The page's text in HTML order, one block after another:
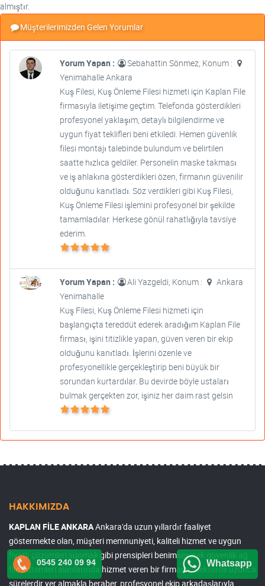
almıştır.
Müşterilerimizden Gelen Yorumlar
Yorum Yapan :
Sebahattin Sönmez, Konum :
Yenimahalle Ankara
Kuş Filesi, Kuş Önleme Filesi hizmeti için Kaplan File
firmasıyla iletişime geçtim. Telefonda gösterdikleri
profesyonel yaklaşım, detaylı bilgilendirme ve
uygun fiyat teklifleri beni etkiledi. Hemen güvenlik
filesi montajı talebinde bulundum ve belirtilen
saatte hızlıca geldiler. Personelin maske takması
ve iş ahlakına gösterdikleri özen, firmanın güvenilir
olduğunu kanıtladı. Söz verdikleri gibi Kuş Filesi,
Kuş Önleme Filesi işlemini profesyonel bir şekilde
tamamladılar. Herkese gönül rahatlığıyla tavsiye
ederim.
Yorum Yapan : Ali Yazgeldi, Konum :
Ankara
Yenimahalle
Kuş Filesi, Kuş Önleme Filesi hizmeti için
başlangıçta tereddüt ederek aradığım Kaplan File
firması, işini titizlikle yapan, güven veren bir ekip
olduğunu kanıtladı. İşlerini özenle ve
profesyonellikle gerçekleştirip beni büyük bir
sorundan kurtardılar. Bu devirde böyle ustaları
bulmak gerçekten zor, işiniz her daim rast gelsin
HAKKIMIZDA
KAPLAN FİLE ANKARAAnkara'da uzun yıllardır faaliyet
göstermekte olan, müşteri memnuniyeti, kaliteli hizmet ve uygun
fiyatlı çözümleri sunmak gibi prensipleri benimseyerek güvenlik ağ
file sistemleri alanlarında hizmet veren bir firmadır. Sektörde uzunca
sürelerdir yer almakla beraber, profesyonel ekip arkadaşlarıyla
0545 240 09 94 Whatsapp